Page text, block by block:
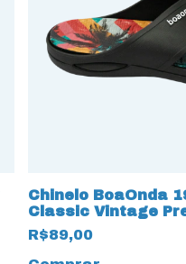
Chinelo BoaOnda
Classic Vintage
R$89,00